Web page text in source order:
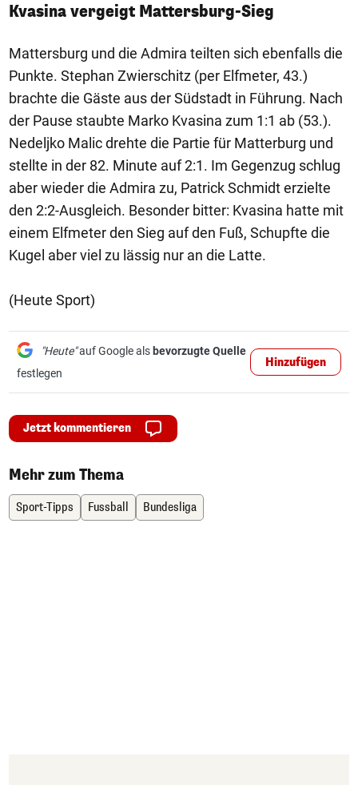
Kvasina vergeigt Mattersburg-Sieg
Mattersburg und die Admira teilten sich ebenfalls die
Punkte. Stephan Zwierschitz (per Elfmeter, 43.)
brachte die Gäste aus der Südstadt in Führung. Nach
der Pause staubte Marko Kvasina zum 1:1 ab (53.).
Nedeljko Malic drehte die Partie für Matterburg und
stellte in der 82. Minute auf 2:1. Im Gegenzug schlug
aber wieder die Admira zu, Patrick Schmidt erzielte
den 2:2-Ausgleich. Besonder bitter: Kvasina hatte mit
einem Elfmeter den Sieg auf den Fuß, Schupfte die
Kugel aber viel zu lässig nur an die Latte.
(Heute Sport)
"Heute"auf Google als bevorzugte Quelle
festlegen
Hinzufügen
Jetzt kommentieren
Mehr zum Thema
Sport-Tipps Fussball Bundesliga